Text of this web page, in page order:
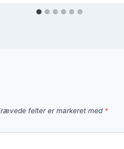
felter er markeret med *